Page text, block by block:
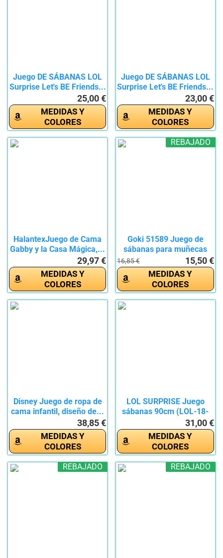
Juego DE SÁBANAS LOL
Surprise Let's BE Friends...
25,00 €
MEDIDAS Y
COLORES
Juego DE SÁBANAS LOL
Surprise Let's BE Friends...
23,00 €
MEDIDAS Y
COLORES
HalantexJuego de Cama
Gabby y la Casa Mágica,...
29,97 €
MEDIDAS Y
COLORES
REBAJADO
Goki 51589 Juego de
sábanas para muñecas
16,85 € 15,50 €
MEDIDAS Y
COLORES
Disney Juego de ropa de
cama infantil, diseño de...
38,85 €
MEDIDAS Y
COLORES
LOL SURPRISE Juego
sábanas 90cm (LOL-18-
31,00 €
MEDIDAS Y
COLORES
REBAJADO REBAJADO